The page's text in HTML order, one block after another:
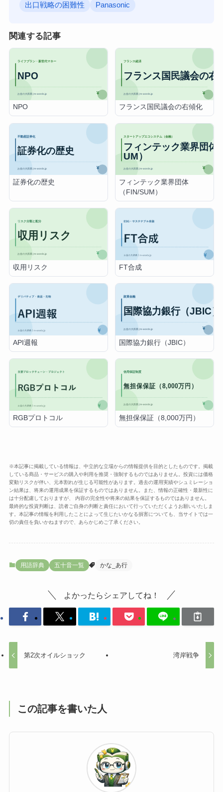
出口戦略の困難性 Panasonic
関連する記事
NPO フランス国民議会の右傾化
証券化の歴史
フィンテック業界団体
（FIN/SUM）
収用リスク FT合成
API週報 国際協力銀行（JBIC）
RGBプロトコル 無担保保証（8,000万円）
※本記事に掲載している情報は、中立的な立場からの情報提供を目的としたものです。掲載
している商品・サービスの購入や利用を推奨・強制するものではありません。投資には価格
変動リスクが伴い、元本割れが生じる可能性があります。過去の運用実績やシュミレーショ
ン結果は、将来の運用成果を保証するものではありません。また、情報の正確性・最新性に
は十分配慮しておりますが、 内容の完全性や将来の結果を保証するものではありません。
最終的な投資判断は、読者ご自身の判断と責任において行っていただくようお願いいたしま
す。本記事の情報を利用したことによって生じたいかなる損害についても、当サイトでは一
切の責任を負いかねますので、あらかじめご了承ください。
用語辞典 五十音一覧 かな_あ行
よかったらシェアしてね！
第2次オイルショック 湾岸戦争
この記事を書いた人